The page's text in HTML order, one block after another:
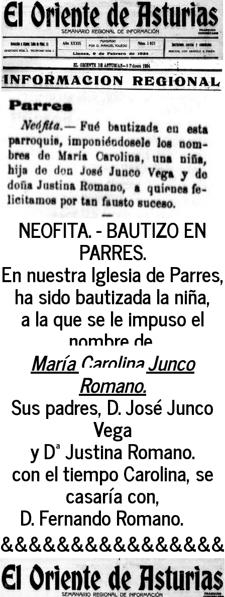
NEOFITA. - BAUTIZO EN
PARRES.
En nuestra Iglesia de Parres,
ha sido bautizada la niña,
a la que se le impuso el
nombre de,
María Carolina Junco
Romano.
Sus padres, D. José Junco
Vega
y Dª Justina Romano.
con el tiempo Carolina, se
casaría con,
D. Fernando Romano.